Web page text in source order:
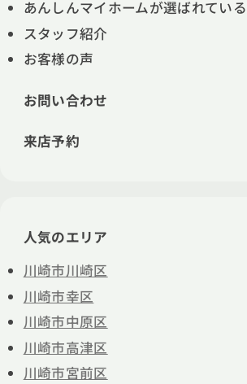
あんしんマイホームが選ばれてい
スタッフ紹介
お客様の声
お問い合わせ
来店予約
人気のエリア
川崎市川崎区
川崎市幸区
川崎市中原区
川崎市高津区
川崎市宮前区